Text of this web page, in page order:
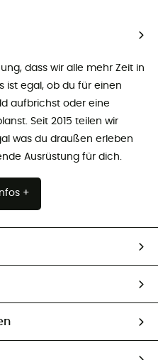
dass wir alle mehr Zeit in
ist egal, ob du für einen
aufbrichst oder eine
Seit 2015 teilen wir
was du draußen erleben
Ausrüstung für dich.
+